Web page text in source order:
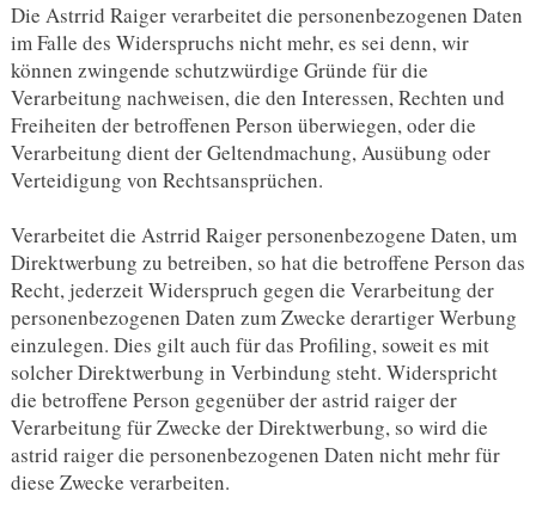
Die Astrrid Raiger verarbeitet die personenbezogenen Daten
im Falle des Widerspruchs nicht mehr, es sei denn, wir
können zwingende schutzwürdige Gründe für die
Verarbeitung nachweisen, die den Interessen, Rechten und
Freiheiten der betroffenen Person überwiegen, oder die
Verarbeitung dient der Geltendmachung, Ausübung oder
Verteidigung von Rechtsansprüchen.
Verarbeitet die Astrrid Raiger personenbezogene Daten, um
Direktwerbung zu betreiben, so hat die betroffene Person das
Recht, jederzeit Widerspruch gegen die Verarbeitung der
personenbezogenen Daten zum Zwecke derartiger Werbung
einzulegen. Dies gilt auch für das Profiling, soweit es mit
solcher Direktwerbung in Verbindung steht. Widerspricht
die betroffene Person gegenüber der astrid raiger der
Verarbeitung für Zwecke der Direktwerbung, so wird die
astrid raiger die personenbezogenen Daten nicht mehr für
diese Zwecke verarbeiten.